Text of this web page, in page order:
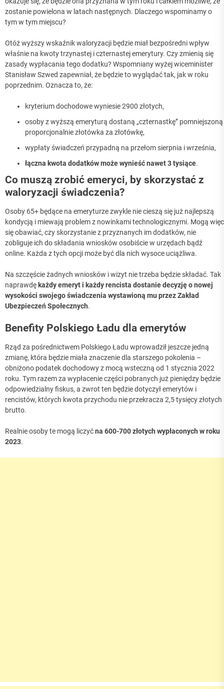
zostanie powielona w latach następnych. Dlaczego wspominamy o
tym w tym miejscu?
Otóż wyższy wskaźnik waloryzacji będzie miał bezpośredni wpływ
właśnie na kwoty trzynastej i czternastej emerytury. Czy zmienią się
zasady wypłacania tego dodatku? Wspomniany wyżej wiceminister
Stanisław Szwed zapewniał, że będzie to wyglądać tak, jak w roku
poprzednim. Oznacza to, że:
kryterium dochodowe wyniesie 2900 złotych,
osoby z wyższą emeryturą dostaną „czternastkę” pomniejszoną
proporcjonalnie złotówka za złotówkę,
wypłaty świadczeń przypadną na przełom sierpnia i września,
łączna kwota dodatków może wynieść nawet 3 tysiące.
Co muszą zrobić emeryci, by skorzystać z
waloryzacji świadczenia?
Osoby 65+ będące na emeryturze zwykle nie cieszą się już najlepszą
kondycją i miewają problem z nowinkami technologicznymi. Mogą więc
się obawiać, czy skorzystanie z przyznanych im dodatków, nie
zobliguje ich do składania wniosków osobiście w urzędach bądź
online. Każda z tych opcji może być dla nich wysoce uciążliwa.
Na szczęście żadnych wniosków i wizyt nie trzeba będzie składać. Tak
naprawdę każdy emeryt i każdy rencista dostanie decyzję o nowej
wysokości swojego świadczenia wystawioną mu przez Zakład
Ubezpieczeń Społecznych.
Benefity Polskiego Ładu dla emerytów
Rząd za pośrednictwem Polskiego Ładu wprowadził jeszcze jedną
zmianę, która będzie miała znaczenie dla starszego pokolenia –
obniżono podatek dochodowy z mocą wsteczną od 1 stycznia 2022
roku. Tym razem za wypłacenie części pobranych już pieniędzy będzie
odpowiedzialny fiskus, a zwrot ten będzie dotyczył emerytów i
rencistów, których kwota przychodu nie przekracza 2,5 tysięcy złotych
brutto.
Realnie osoby te mogą liczyćna 600-700 złotych wypłaconych w roku
2023.